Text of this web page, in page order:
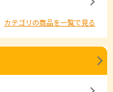
カテゴリの商品を一覧で見る